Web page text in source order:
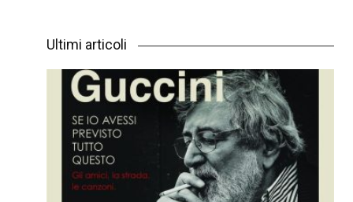
Ultimi articoli